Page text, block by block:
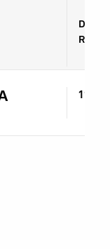
Data
Rating
11-